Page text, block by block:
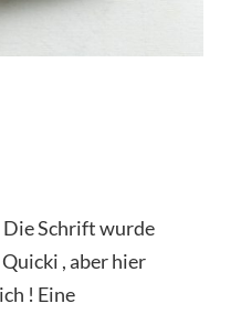
Schrift wurde
, aber hier
! Eine